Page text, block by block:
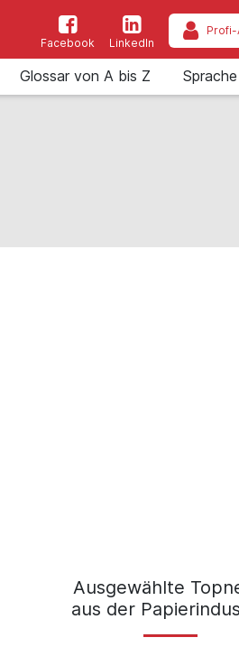
Facebook LinkedIn
Profi-
Glossar von A bis Z Sprache
Ausgewählte
aus der